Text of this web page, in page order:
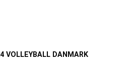
VOLLEYBALL DANMARK